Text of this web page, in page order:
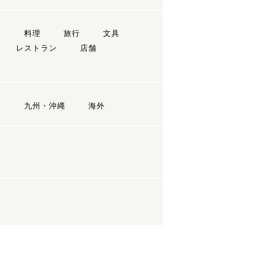
料理 旅行
文具
レストラン
店舗
九州・沖縄 海外